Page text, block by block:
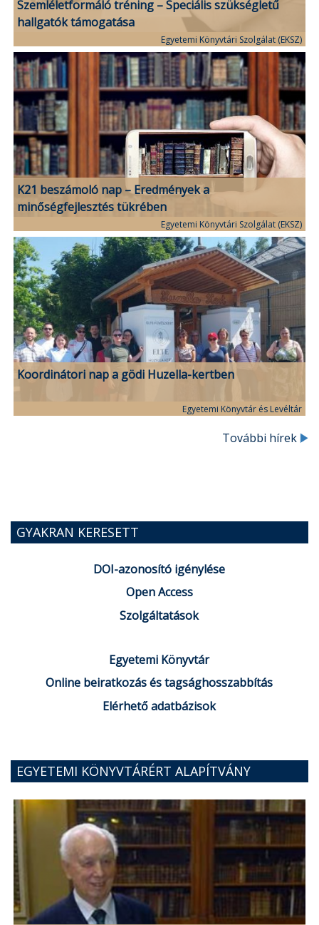
Szemléletformáló tréning – Speciális szükségletű
hallgatók támogatása
Egyetemi Könyvtári Szolgálat (EKSZ)
K21 beszámoló nap – Eredmények a
minőségfejlesztés tükrében
Egyetemi Könyvtári Szolgálat (EKSZ)
Koordinátori nap a gödi Huzella-kertben
Egyetemi Könyvtár és Levéltár
További hírek
GYAKRAN KERESETT
DOI-azonosító igénylése
Open Access
Szolgáltatások
Egyetemi Könyvtár
Online beiratkozás és tagsághosszabbítás
Elérhető adatbázisok
EGYETEMI KÖNYVTÁRÉRT ALAPÍTVÁNY